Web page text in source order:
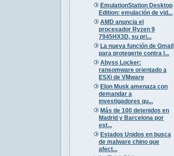
EmulationStation Desktop
Edition: emulación de vid...
AMD anuncia el
procesador Ryzen 9
7945HX3D, su pri...
La nueva función de Gmail
para protegerte contra l...
Abyss Locker:
ransomware orientado a
ESXi de VMware
Elon Musk amenaza con
demandar a
investigadores qu...
Más de 100 detenidos en
Madrid y Barcelona por
est...
Estados Unidos en busca
de malware chino que
afect...